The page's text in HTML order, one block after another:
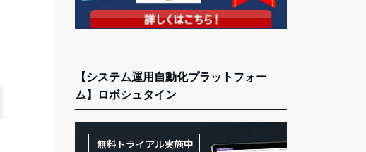
【システム運用自動化プラットフォー
ム】ロボシュタイン